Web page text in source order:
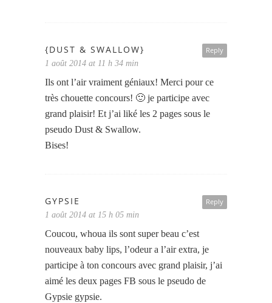
Reply
{DUST & SWALLOW}
1 août 2014 at 11 h 34 min
Ils ont l’air vraiment géniaux! Merci pour ce
très chouette concours! 🙂 je participe avec
grand plaisir! Et j’ai liké les 2 pages sous le
pseudo Dust & Swallow.
Bises!
Reply
GYPSIE
1 août 2014 at 15 h 05 min
Coucou, whoua ils sont super beau c’est
nouveaux baby lips, l’odeur a l’air extra, je
participe à ton concours avec grand plaisir, j’ai
aimé les deux pages FB sous le pseudo de
Gypsie gypsie.